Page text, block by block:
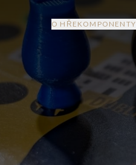
O HŘE KOMPONENTY